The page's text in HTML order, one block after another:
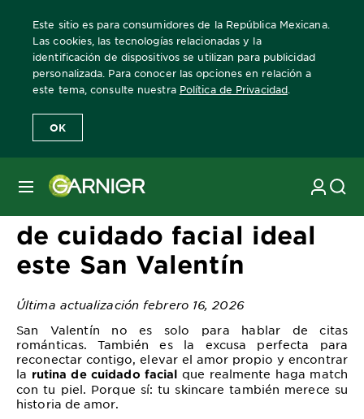
Este sitio es para consumidores de la República Mexicana.
Las cookies, las tecnologías relacionadas y la
identificación de dispositivos se utilizan para publicidad
personalizada. Para conocer las opciones en relación a
este tema, consulte nuestra Política de Privacidad
OK
MENÚ
Home Revista Garnier Consejos sobre el cuidado de la piel
Haz match con tu rutina
de cuidado facial ideal
este San Valentín
Última actualización febrero 16, 2026
San Valentín no es solo para hablar de citas
románticas. También es la excusa perfecta para
reconectar contigo, elevar el amor propio y encontrar
la rutina de cuidado facial que realmente haga match
con tu piel. Porque sí: tu skincare también merece su
historia de amor.